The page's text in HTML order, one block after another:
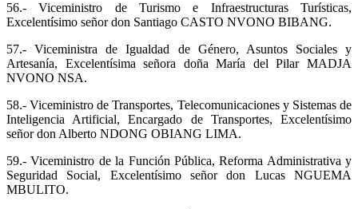
56.- Viceministro de Turismo e Infraestructuras Turísticas,
Excelentísimo señor don Santiago CASTO NVONO BIBANG.
57.- Viceministra de Igualdad de Género, Asuntos Sociales y
Artesanía, Excelentísima señora doña María del Pilar MADJA
NVONO NSA.
58.- Viceministro de Transportes, Telecomunicaciones y Sistemas de
Inteligencia Artificial, Encargado de Transportes, Excelentísimo
señor don Alberto NDONG OBIANG LIMA.
59.- Viceministro de la Función Pública, Reforma Administrativa y
Seguridad Social, Excelentísimo señor don Lucas NGUEMA
MBULITO.